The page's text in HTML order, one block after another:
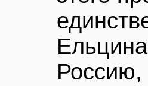
Россию,